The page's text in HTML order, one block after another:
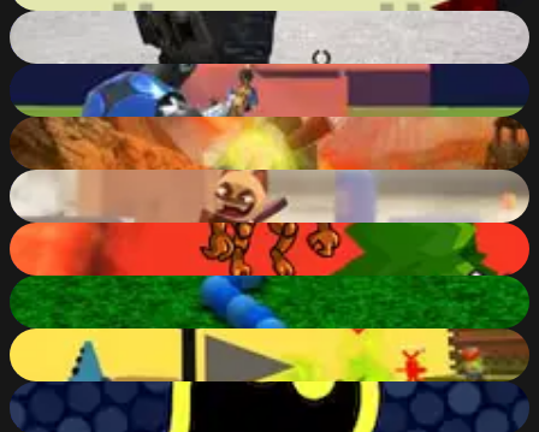
Combat Online
90
1v1.LOL
88%
Cursed Treasure
86%
C.A.T.S. - Crash Arena Turbo Stars
77%
Run FireBall
44
3D Snake
58%
Parkour 25 Levels
81
gulper.io
84 %